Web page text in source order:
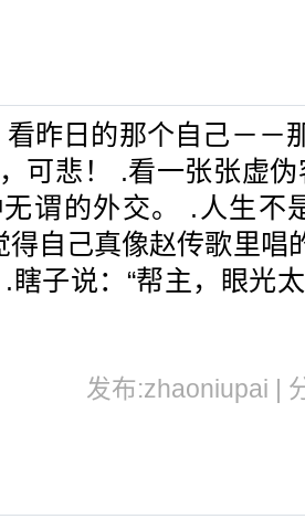
看昨日的那个自己－－
可悲！ .看一张张虚
谓的外交。 .人生
得自己真像赵传歌里唱
瞎子说：“帮主，眼光
发布:zhaoniupai |